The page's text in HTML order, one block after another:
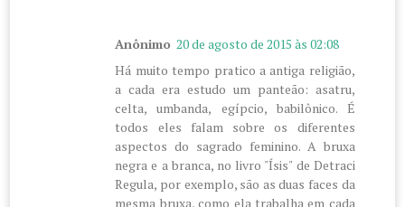
Anônimo 20 de agosto de 2015 às 02:08
Há muito tempo pratico a antiga religião,
a cada era estudo um panteão: asatru,
celta, umbanda, egípcio, babilônico. É
todos eles falam sobre os diferentes
aspectos do sagrado feminino. A bruxa
negra e a branca, no livro "Ísis" de Detraci
Regula, por exemplo, são as duas faces da
mesma bruxa, como ela trabalha em cada